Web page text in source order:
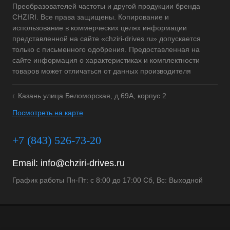
Преобразователей частоты и другой продукции бренда
CHZIRI. Все права защищены. Копирование и
использование в коммерческих целях информации
представленной на сайте «chziri-drives.ru» допускается
только с письменного одобрения. Предоставленная на
сайте информация о характеристиках и комплектности
товаров может отличаться от данных производителя
г. Казань улица Беломорская, д.69А, корпус 2
Посмотреть на карте
+7 (843) 526-73-20
Email: info@chziri-drives.ru
График работы Пн-Пт: с 8:00 до 17:00 Сб, Вс: Выходной